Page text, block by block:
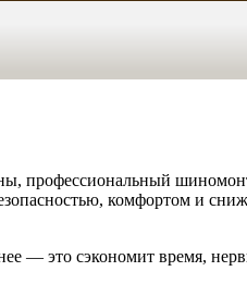
профессиональный
комфортом и
— это сэкономит время,